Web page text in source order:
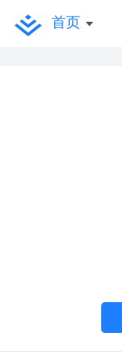
首页